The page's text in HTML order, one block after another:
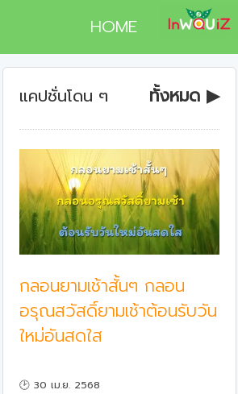
HOME
แคปชั่นโดน ๆ ทั้งหมด ▶
กลอนยามเช้าสั้นๆ กลอน
อรุณสวัสดิ์ยามเช้าต้อนรับวัน
ใหม่อันสดใส
🕑 30 เม.ย. 2568